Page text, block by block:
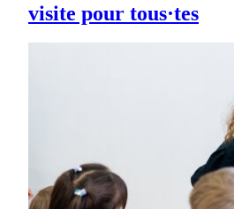
visite pour tous·tes